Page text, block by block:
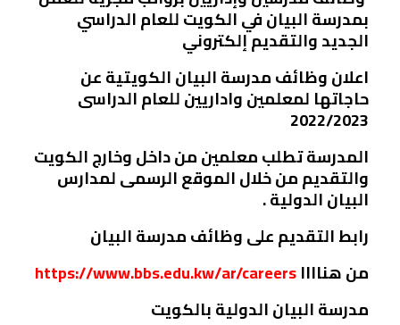
بمدرسة البيان في الكويت للعام الدراسي
الجديد والتقديم إلكتروني
اعلان وظائف مدرسة البيان الكويتية عن
حاجاتها لمعلمين واداريين للعام الدراسى
2022/2023
المدرسة تطلب معلمين من داخل وخارج الكويت
والتقديم من خلال الموقع الرسمى لمدارس
البيان الدولية .
رابط التقديم على وظائف مدرسة البيان
من هنااااhttps://www.bbs.edu.kw/ar/careers
مدرسة البيان الدولية بالكويت